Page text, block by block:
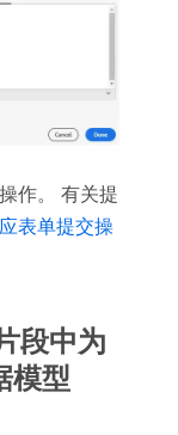
作。 有关提
表单提交操
段中为
模型